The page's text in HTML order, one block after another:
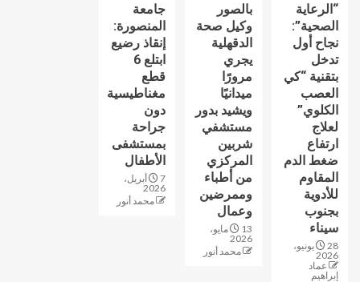
“الرعاية
الصحية”:
نجاح أول
تدخل
بتقنية “كي
العصب
الكلوي”
لعلاج
ارتفاع
ضغط الدم
المقاوم
للأدوية
بجنوب
سيناء
28 يونيو،
2026
عماد
إبراهيم
بالصور
وكيل صحة
الدقهلية
يجري
مرورًا
ميدانيًا
ويشيد بدور
مستشفي
شربين
المركزي
من أطباء
وممرضين
وعمال
13 مايو،
2026
محمد أنور
جامعة
المنصورة:
إنقاذ رضيع
ابتلع 6
قطع
مغناطيسية
دون
جراحة
بمستشفى
الأطفال
7 أبريل،
2026
محمد أنور